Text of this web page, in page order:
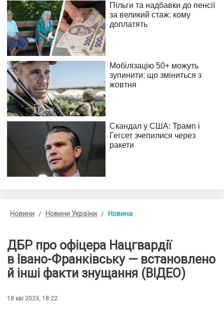
Новини Новини України Новина
ДБР про офіцера Нацгвардії
в Івано-Франківську — встановлено
й інші факти знущання (ВІДЕО)
18 кві 2023, 18:22